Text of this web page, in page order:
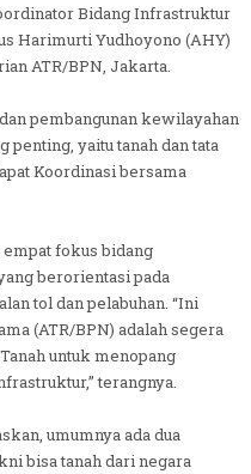
Bidang Infrastruktur
Harimurti Yudhoyono (AHY)
ATR/BPN, Jakarta.
pembangunan kewilayahan
penting, yaitu tanah dan tata
Koordinasi bersama
fokus bidang
berorientasi pada
tol dan pelabuhan. “Ini
(ATR/BPN) adalah segera
untuk menopang
terangnya.
umumnya ada dua
bisa tanah dari negara